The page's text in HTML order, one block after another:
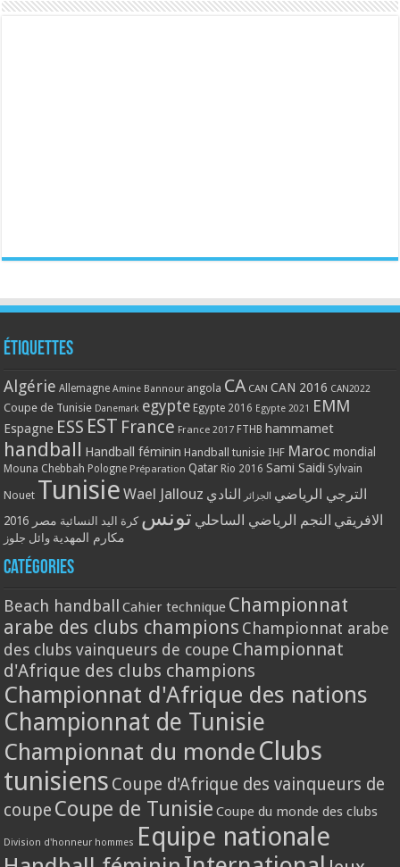
Étiquettes
Algérie Allemagne Amine Bannour angola CA CAN CAN 2016 CAN2022
Coupe de Tunisie Danemark egypte Egypte 2016 Egypte 2021 EMM
Espagne ESS EST France France 2017 FTHB hammamet
handball Handball féminin Handball tunisie IHF Maroc mondial
Mouna Chebbah Pologne Préparation Qatar Rio 2016 Sami Saidi Sylvain
Nouet Tunisie Wael Jallouz الترجي الرياضي الجزائر النادي
الافريقي النجم الرياضي الساحلي تونس كرة اليد النسائية مصر 2016
مكارم المهدية وائل جلوز
Catégories
Beach handball Cahier technique Championnat
arabe des clubs champions Championnat arabe
des clubs vainqueurs de coupe Championnat
d'Afrique des clubs champions
Championnat d'Afrique des nations
Championnat de Tunisie
Championnat du monde Clubs
tunisiens Coupe d'Afrique des vainqueurs de
coupe Coupe de Tunisie Coupe du monde des clubs
Division d'honneur hommes Equipe nationale